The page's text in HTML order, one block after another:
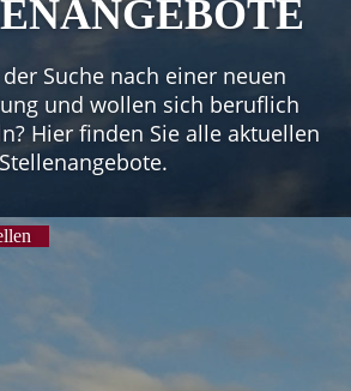
Suche nach einer neuen
und wollen sich beruflich
Hier finden Sie alle aktuellen
Stellenangebote.